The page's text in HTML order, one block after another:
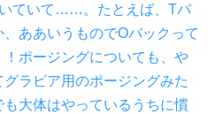
ていて……。たとえば、Tバ
ああいうものでOバックって
ポージングについても、や
ラビア用のポージングみた
大体はやっているうちに慣